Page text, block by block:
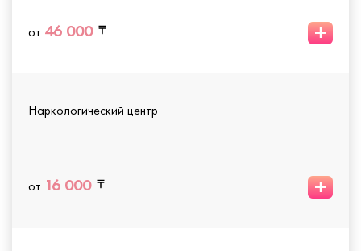
от 46 000 +
Наркологический центр
от 16 000 +